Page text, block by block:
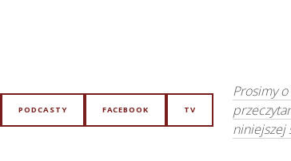
PODCASTY FACEBOOK TV
Prosimy
niniejszej